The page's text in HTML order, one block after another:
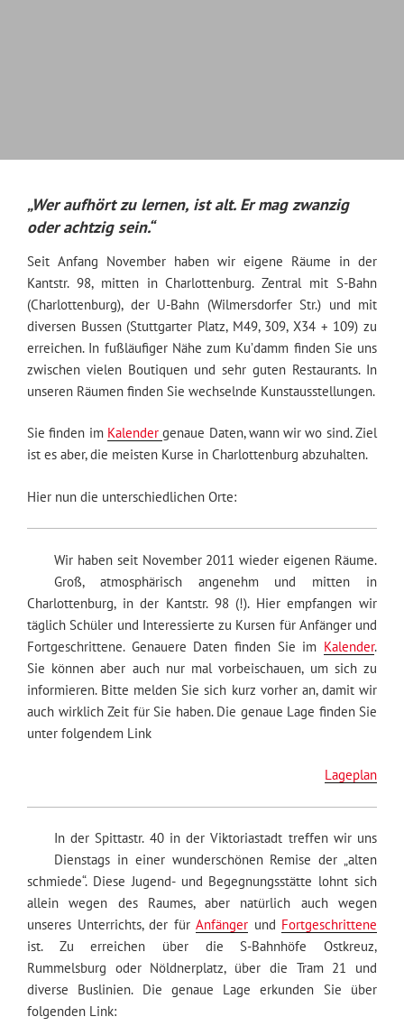
„Wer aufhört zu lernen, ist alt. Er mag zwanzig
oder achtzig sein.“
Seit Anfang November haben wir eigene Räume in der
Kantstr. 98, mitten in Charlottenburg. Zentral mit S-Bahn
(Charlottenburg), der U-Bahn (Wilmersdorfer Str.) und mit
diversen Bussen (Stuttgarter Platz, M49, 309, X34 + 109) zu
erreichen. In fußläufiger Nähe zum Ku’damm finden Sie uns
zwischen vielen Boutiquen und sehr guten Restaurants. In
unseren Räumen finden Sie wechselnde Kunstausstellungen.
Sie finden im Kalendergenaue Daten, wann wir wo sind. Ziel
ist es aber, die meisten Kurse in Charlottenburg abzuhalten.
Hier nun die unterschiedlichen Orte:
Wir haben seit November 2011 wieder eigenen Räume.
Groß, atmosphärisch angenehm und mitten in
Charlottenburg, in der Kantstr. 98 (!). Hier empfangen wir
täglich Schüler und Interessierte zu Kursen für Anfänger und
Fortgeschrittene. Genauere Daten finden Sie im Kalender.
Sie können aber auch nur mal vorbeischauen, um sich zu
informieren. Bitte melden Sie sich kurz vorher an, damit wir
auch wirklich Zeit für Sie haben. Die genaue Lage finden Sie
unter folgendem Link
Lageplan
In der Spittastr. 40 in der Viktoriastadt treffen wir uns
Dienstags in einer wunderschönen Remise der „alten
schmiede“. Diese Jugend- und Begegnungsstätte lohnt sich
allein wegen des Raumes, aber natürlich auch wegen
unseres Unterrichts, der für Anfänger und Fortgeschrittene
ist. Zu erreichen über die S-Bahnhöfe Ostkreuz,
Rummelsburg oder Nöldnerplatz, über die Tram 21 und
diverse Buslinien. Die genaue Lage erkunden Sie über
folgenden Link: